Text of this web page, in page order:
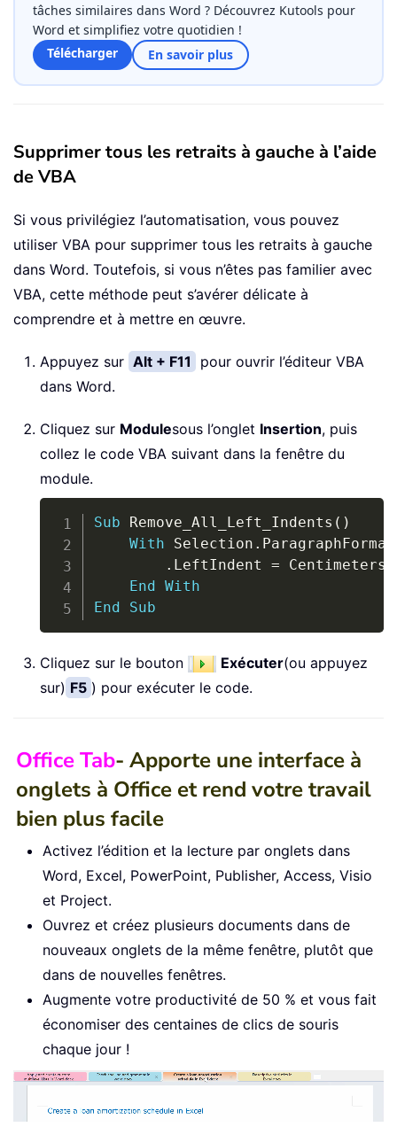
tâches similaires dans Word ? Découvrez Kutools pour
Word et simplifiez votre quotidien !
Télécharger
En savoir plus
Supprimer tous les retraits à gauche à l’aide
de VBA
Si vous privilégiez l’automatisation, vous pouvez
utiliser VBA pour supprimer tous les retraits à gauche
dans Word. Toutefois, si vous n’êtes pas familier avec
VBA, cette méthode peut s’avérer délicate à
comprendre et à mettre en œuvre.
Appuyez sur Alt + F11
pour ouvrir l’éditeur VBA
dans Word.
Cliquez sur Modulesous l’onglet Insertion, puis
collez le code VBA suivant dans la fenêtre du
module.
Sub Remove_All_Left_Indents ( )
With Selection . ParagraphFormat
. LeftIndent =
End With
End
Sub
Copy
Cliquez sur le bouton Exécuter(ou appuyez
sur) F5 ) pour exécuter le code.
Office Tab- Apporte une interface à
onglets à Office et rend votre travail
bien plus facile
Activez l’édition et la lecture par onglets dans
Word, Excel, PowerPoint, Publisher, Access, Visio
et Project.
Ouvrez et créez plusieurs documents dans de
nouveaux onglets de la même fenêtre, plutôt que
dans de nouvelles fenêtres.
Augmente votre productivité de 50 % et vous fait
économiser des centaines de clics de souris
chaque jour !